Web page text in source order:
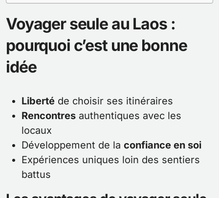
Voyager seule au Laos :
pourquoi c’est une bonne
idée
Liberté de choisir ses itinéraires
Rencontres authentiques avec les
locaux
Développement de la confiance en soi
Expériences uniques loin des sentiers
battus